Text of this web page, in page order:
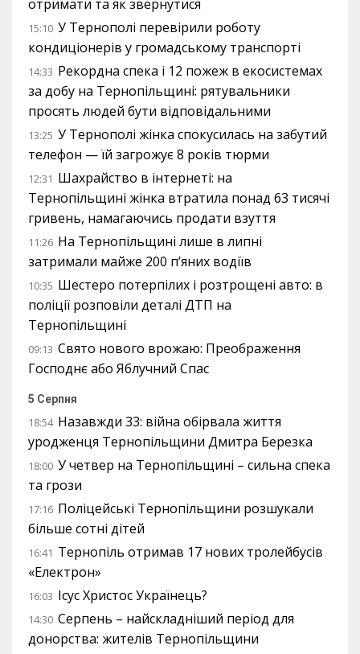
отримати та як звернутися
15:10 У Тернополі перевірили роботу
кондиціонерів у громадському транспорті
14:33 Рекордна спека і 12 пожеж в екосистемах
за добу на Тернопільщині: рятувальники
просять людей бути відповідальними
13:25 У Тернополі жінка спокусилась на забутий
телефон — їй загрожує 8 років тюрми
12:31 Шахрайство в інтернеті: на
Тернопільщині жінка втратила понад 63 тисячі
гривень, намагаючись продати взуття
11:26 На Тернопільщині лише в липні
затримали майже 200 п’яних водіїв
10:35 Шестеро потерпілих і розтрощені авто: в
поліції розповіли деталі ДТП на
Тернопільщині
09:13 Свято нового врожаю: Преображення
Господнє або Яблучний Спас
5 Серпня
18:54 Назавжди 33: війна обірвала життя
уродженця Тернопільщини Дмитра Березка
18:00 У четвер на Тернопільщині – сильна спека
та грози
17:16 Поліцейські Тернопільщини розшукали
більше сотні дітей
16:41 Тернопіль отримав 17 нових тролейбусів
«Електрон»
16:03 Ісус Христос Українець?
14:30 Серпень – найскладніший період для
донорства: жителів Тернопільщини